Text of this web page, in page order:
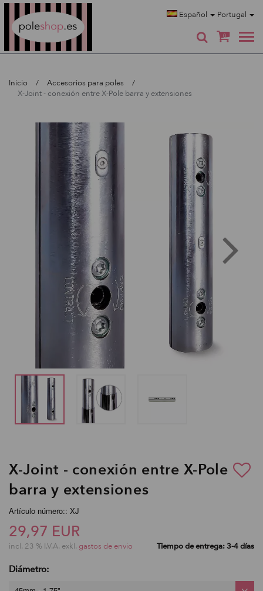
Español Portugal
0
Inicio
Accesorios para poles
X-Joint - conexión entre X-Pole barra y extensiones
X-Joint - conexión entre X-Pole
barra y extensiones
Artículo número:: XJ
29,97 EUR
incl. 23 % I.V.A. exkl. gastos de envio Tiempo de entrega: 3-4 días
Diámetro: